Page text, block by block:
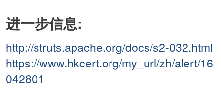
进一步信息:
http://struts.apache.org/docs/s2-032.html
https://www.hkcert.org/my_url/zh/alert/16
042801